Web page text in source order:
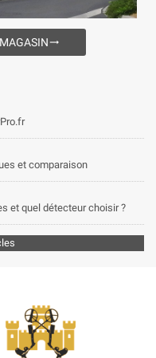
trending_flat
et comparaison
et quel détecteur choisir ?